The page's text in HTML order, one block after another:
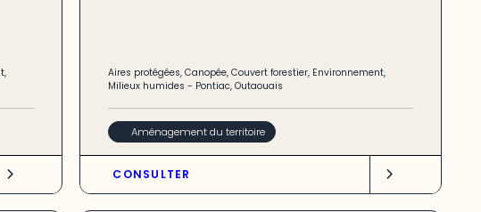
,
Aires protégées, Canopée, Couvert forestier, Environnement,
Milieux humides - Pontiac, Outaouais
Aménagement du territoire
CONSULTER